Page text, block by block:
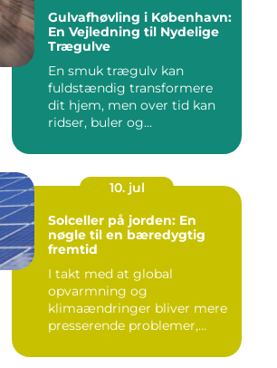
Gulvafhøvling i København:
En Vejledning til Nydelige
Trægulve
En smuk trægulv kan
fuldstændig transformere
dit hjem, men over tid kan
ridser, buler og...
10. jul
Solceller på jorden: En
nøgle til en bæredygtig
fremtid
I takt med at global
opvarmning og
klimaændringer bliver mere
presserende problemer,